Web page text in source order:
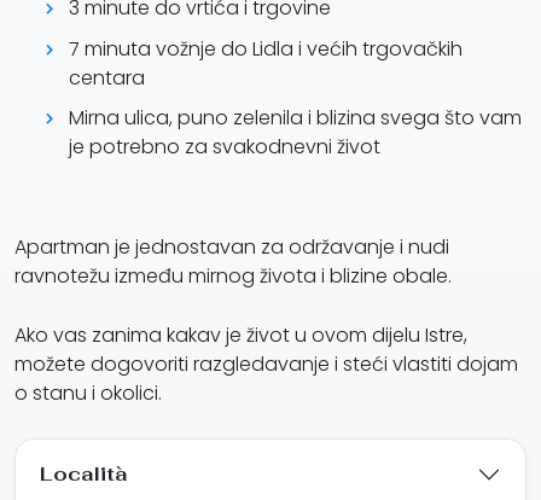
3 minute do vrtića i trgovine
7 minuta vožnje do Lidla i većih trgovačkih
centara
Mirna ulica, puno zelenila i blizina svega što vam
je potrebno za svakodnevni život
Apartman je jednostavan za održavanje i nudi
ravnotežu između mirnog života i blizine obale.
Ako vas zanima kakav je život u ovom dijelu Istre,
možete dogovoriti razgledavanje i steći vlastiti dojam
o stanu i okolici.
Località